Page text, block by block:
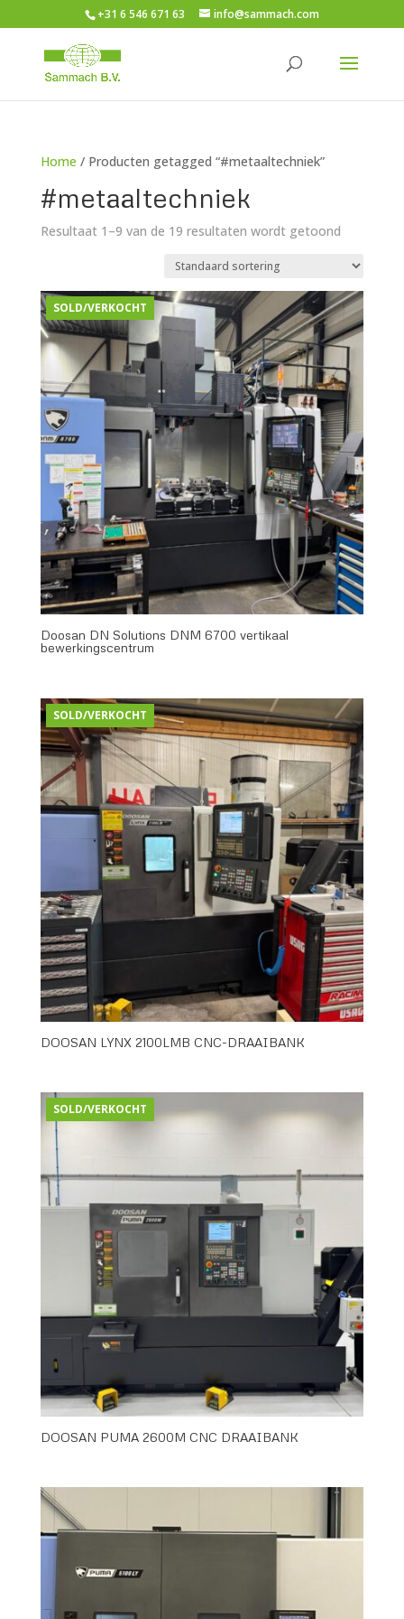
+31 6 546 671 63 info@sammach.com
Home / Producten getagged “#metaaltechniek”
#metaaltechniek
Resultaat 1–9 van de 19 resultaten wordt getoond
SOLD/VERKOCHT
Doosan DN Solutions DNM 6700 vertikaal
bewerkingscentrum
SOLD/VERKOCHT
DOOSAN LYNX 2100LMB CNC-DRAAIBANK
SOLD/VERKOCHT
DOOSAN PUMA 2600M CNC DRAAIBANK